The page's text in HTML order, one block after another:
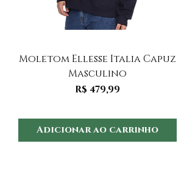
Moletom Ellesse Italia Capuz
Masculino
Preço
R$ 479,99
Adicionar ao carrinho